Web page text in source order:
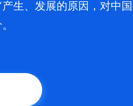
生、发展的原因，对中